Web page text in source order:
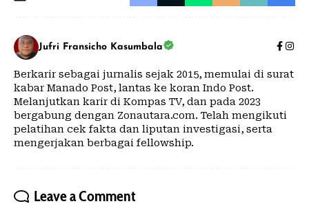
Jufri Fransicho Kasumbala
Berkarir sebagai jurnalis sejak 2015, memulai di surat
kabar Manado Post, lantas ke koran Indo Post.
Melanjutkan karir di Kompas TV, dan pada 2023
bergabung dengan Zonautara.com. Telah mengikuti
pelatihan cek fakta dan liputan investigasi, serta
mengerjakan berbagai fellowship.
Leave a Comment